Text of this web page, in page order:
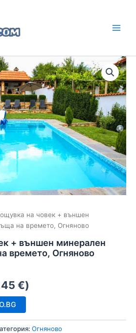
на човек + външен
на времето, Огняново
+ външен минерален
времето, Огняново
€)
Огняново